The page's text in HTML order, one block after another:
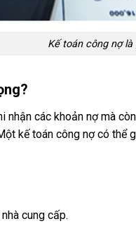
Kế toán công nợ là
nhận các khoản nợ mà
kế toán công nợ có thể
cung cấp.